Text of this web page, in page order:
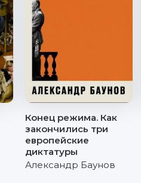
Конец режима. Как
закончились три
европейские
диктатуры
Александр Баунов